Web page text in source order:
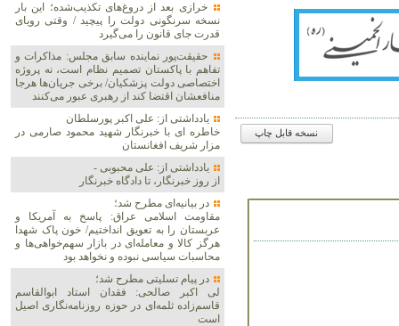
نسخه قابل چاپ
خرازی بعد از دروغ‌های تکذیب‌شده؛ این بار
نسخه سرنگونی دولت را پیچید / وقتی رویای
قدرت جای قانون را می‌گیرد
حقیقت‌پور نماینده سابق مجلس: مذاکرات و
تفاهم با پاکستان تصمیم نظام است، نه پروژه
اختصاصی دولت پزشکیان/ برخی جریان‌ها هرجا
منافعشان اقتضا کند از رهبری عبور می‌کنند
یادداشتی از: علی اکبر پورسلطان
خاطره ای با خبرنگار شهید محمود صارمی در
مزار شریف افغانستان
یادداشتی از: علی محبوبی -
از روز خبرنگار، تا دادگاه خبرنگار
در بیانیه‌ای مطرح شد؛
مقاومت اسلامی عراق: پاسخ به آمریکا و
عربستان را به تعویق انداختیم/ خون پاک شهدا
هرگز کالا و معامله‌ای در بازار سهم‌خواهی‌ها و
محاسبات سیاسی نبوده و نخواهد بود
در پیام تسلیتی مطرح شد؛
لی اکبر صالحی: فقدان استاد ابوالقاسم
قاسم‌زاده ثلمه‌ای در حوزه روزنامه‌نگاری اصیل
است